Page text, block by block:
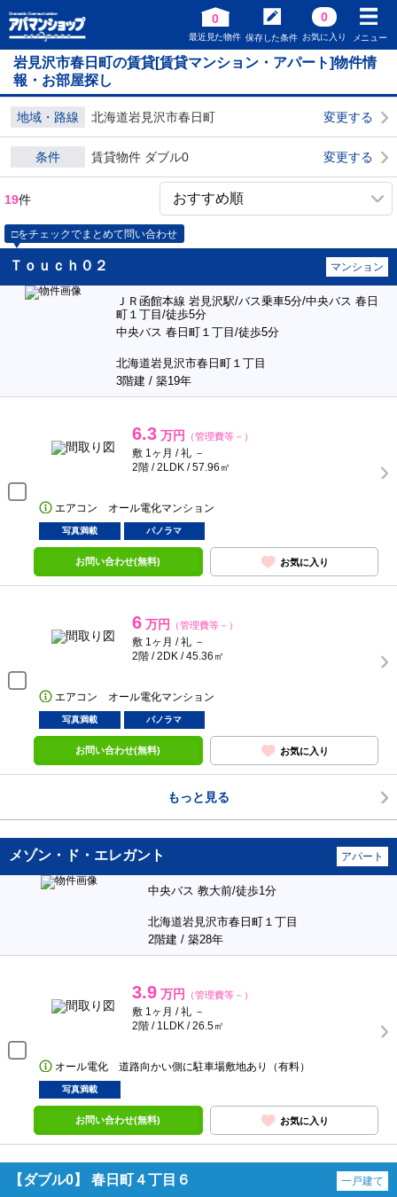
0
最近見た物件 保存した条件
0
お気に入り メニュー
岩見沢市春日町の賃貸[賃貸マンション・アパート]物件情
報・お部屋探し
地域・路線 北海道岩見沢市春日町 変更する
条件 賃貸物件 ダブル0 変更する
19件
□をチェックでまとめて問い合わせ
Ｔｏｕｃｈ０２ マンション
ＪＲ函館本線 岩見沢駅/バス乗車5分/中央バス 春日
町１丁目/徒歩5分
中央バス 春日町１丁目/徒歩5分
北海道岩見沢市春日町１丁目
3階建 / 築19年
6.3 万円 （管理費等－）
敷 1ヶ月 / 礼 －
2階 / 2LDK / 57.96㎡
エアコン オール電化マンション
写真満載 パノラマ
お問い合わせ(無料) お気に入り
6 万円 （管理費等－）
敷 1ヶ月 / 礼 －
2階 / 2DK / 45.36㎡
エアコン オール電化マンション
写真満載 パノラマ
お問い合わせ(無料) お気に入り
もっと見る
メゾン・ド・エレガント アパート
中央バス 教大前/徒歩1分
北海道岩見沢市春日町１丁目
2階建 / 築28年
3.9 万円 （管理費等－）
敷 1ヶ月 / 礼 －
2階 / 1LDK / 26.5㎡
オール電化 道路向かい側に駐車場敷地あり（有料）
写真満載
お問い合わせ(無料) お気に入り
【ダブル0】 春日町４丁目６ 一戸建て